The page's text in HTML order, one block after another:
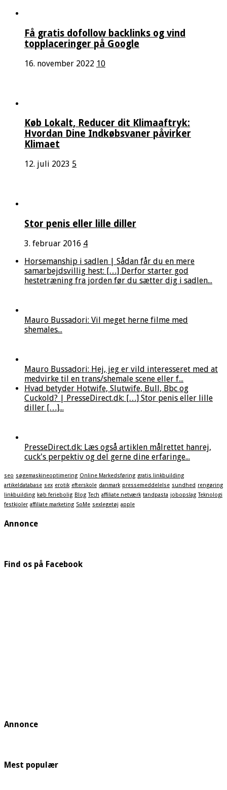
Få gratis dofollow backlinks og vind
topplaceringer på Google
16. november 2022 10
Køb Lokalt, Reducer dit Klimaaftryk:
Hvordan Dine Indkøbsvaner påvirker
Klimaet
12. juli 2023 5
Stor penis eller lille diller
3. februar 2016 4
Horsemanship i sadlen | Sådan får du en mere
samarbejdsvillig hest: […] Derfor starter god
hestetræning fra jorden før du sætter dig i sadlen...
Mauro Bussadori: Vil meget herne filme med
shemales...
Mauro Bussadori: Hej, jeg er vild interesseret med at
medvirke til en trans/shemale scene eller f...
Hvad betyder Hotwife, Slutwife, Bull, Bbc og
Cuckold? | PresseDirect.dk: […] Stor penis eller lille
diller […]...
PresseDirect.dk: Læs også artiklen målrettet hanrej,
cuck's perpektiv og del gerne dine erfaringe...
seo søgemaskineoptimering Online Markedsføring gratis linkbuilding
artikeldatabase sex erotik efterskole danmark pressemeddelelse sundhed rengøring
linkbuilding køb feriebolig Blog Tech affiliate netværk tandpasta jobopslag Teknologi
festkjoler affiliate marketing SoMe sexlegetøj apple
Annonce
Find os på Facebook
Annonce
Mest populær